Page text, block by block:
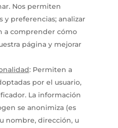
Nos permiten
y preferencias; analizar
a comprender cómo
página y mejorar
: Permiten a
por el usuario,
La información
se anonimiza (es
nombre, dirección, u